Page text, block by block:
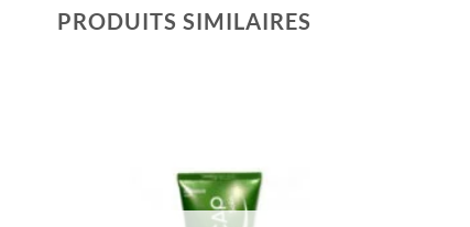
PRODUITS SIMILAIRES